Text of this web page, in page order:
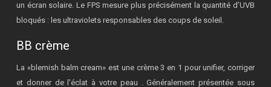
un écran solaire. Le FPS mesure plus précisément la quantité d’UVB
bloqués : les ultraviolets responsables des coups de soleil.
BB crème
La «blemish balm cream» est une crème 3 en 1 pour unifier, corriger
et donner de l'éclat à votre peau . Généralement présentée sous